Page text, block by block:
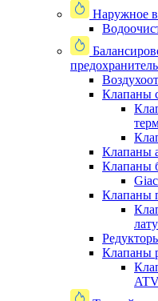
Наружное
Клапаны
Клапаны
Клапаны
Клапаны
Клапаны